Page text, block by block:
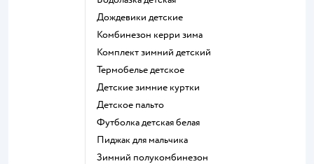
Дождевики детские
Комбинезон керри зима
Комплект зимний детский
Термобелье детское
Детские зимние куртки
Детское пальто
Футболка детская белая
Пиджак для мальчика
Зимний полукомбинезон